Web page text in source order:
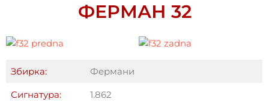
ФЕРМАН 32
Збирка: Фермани
Сигнатура: 1.862